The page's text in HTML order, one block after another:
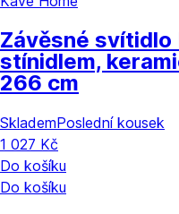
Závěsné svítidlo
stínidlem,
266 cm
SklademPoslední kousek
1 027 Kč
Do košíku
Do košíku